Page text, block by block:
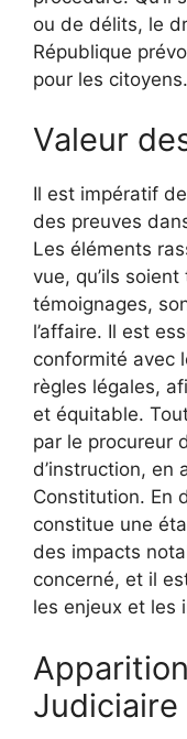
ou de délits, le
République
pour les citoyens.
Valeur
Il est impératif
des preuves
Les éléments
vue, qu’ils
témoignages,
l’affaire. Il est
conformité avec
règles légales,
et équitable.
par le procureur
d’instruction, en
Constitution. En
constitue une
des impacts
concerné, et il
les enjeux et les
Judiciaire